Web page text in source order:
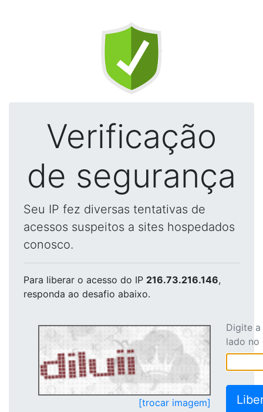
Verificação
de segurança
Seu IP fez diversas tentativas de
acessos suspeitos a sites hospedados
conosco.
Para liberar o acesso do IP 216.73.216.146,
responda ao desafio abaixo.
[trocar imagem]
Digite
lado no